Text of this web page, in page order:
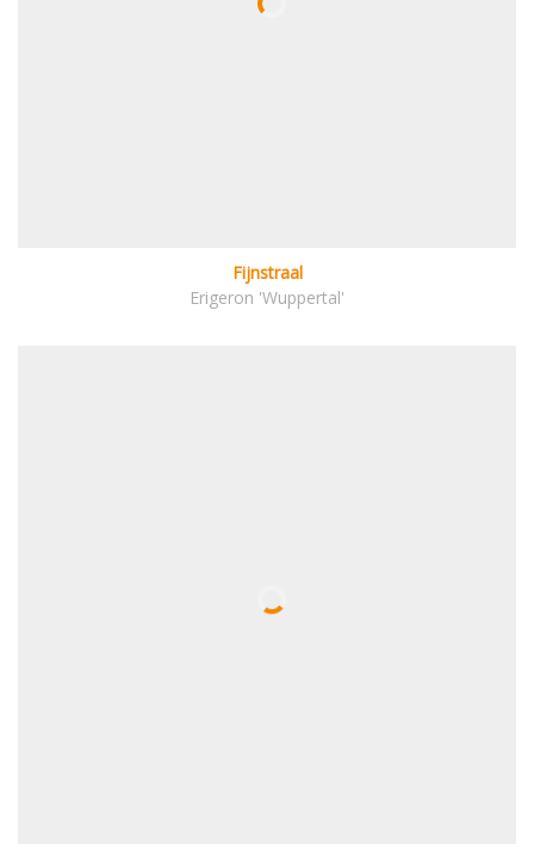
Fijnstraal
Erigeron 'Wuppertal'